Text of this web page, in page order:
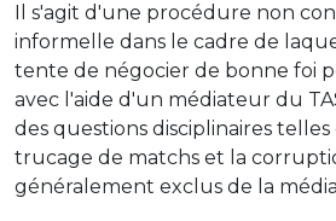
Il s'agit d'une procédure non
informelle dans le cadre de
tente de négocier de bonne foi
avec l'aide d'un médiateur du
des questions disciplinaires
trucage de matchs et la
généralement exclus de la